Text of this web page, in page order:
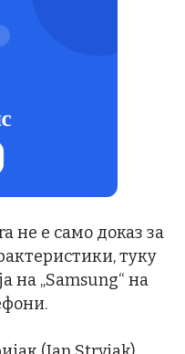
не е само доказ за
туку
на „Samsung“ на